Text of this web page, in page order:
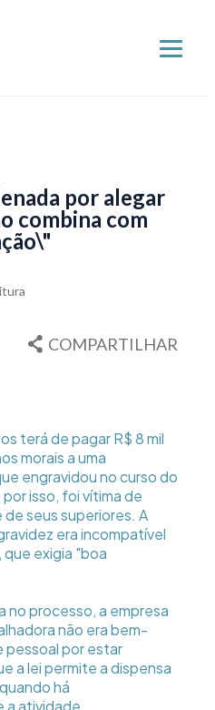
por alegar
combina com
COMPARTILHAR
terá de pagar R$ 8 mil
morais a uma
engravidou no curso do
isso, foi vítima de
seus superiores. A
era incompatível
exigia "boa
processo, a empresa
não era bem-
pessoal por estar
a lei permite a dispensa
há
a atividade